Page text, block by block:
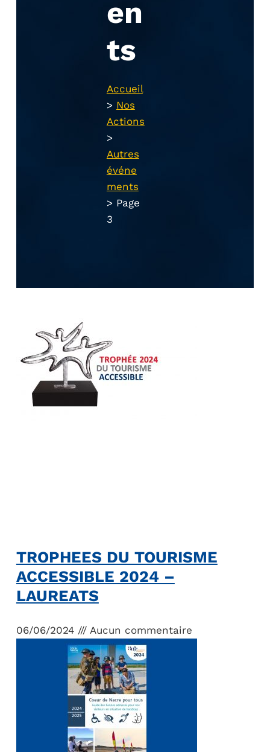
en
ts
Accueil
> Nos
Actions
>
Autres
événe
ments
> Page
3
TROPHEES DU TOURISME
ACCESSIBLE 2024 –
LAUREATS
06/06/2024 Aucun commentaire